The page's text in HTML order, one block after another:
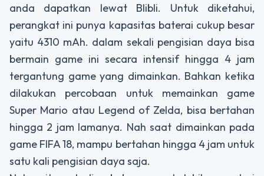
anda dapatkan lewat Blibli. Untuk diketahui,
perangkat ini punya kapasitas baterai cukup besar
yaitu 4310 mAh. dalam sekali pengisian daya bisa
bermain game ini secara intensif hingga 4 jam
tergantung game yang dimainkan. Bahkan ketika
dilakukan percobaan untuk memainkan game
Super Mario atau Legend of Zelda, bisa bertahan
hingga 2 jam lamanya. Nah saat dimainkan pada
game FIFA 18, mampu bertahan hingga 4 jam untuk
satu kali pengisian daya saja.